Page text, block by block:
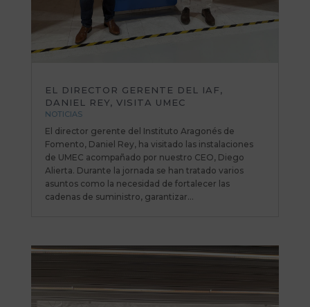
EL DIRECTOR GERENTE DEL IAF,
DANIEL REY, VISITA UMEC
NOTICIAS
El director gerente del Instituto Aragonés de
Fomento, Daniel Rey, ha visitado las instalaciones
de UMEC acompañado por nuestro CEO, Diego
Alierta. Durante la jornada se han tratado varios
asuntos como la necesidad de fortalecer las
cadenas de suministro, garantizar...